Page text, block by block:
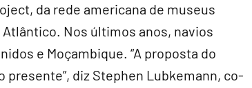
da rede americana de museus
Nos últimos anos, navios
e Moçambique. “A proposta do
diz Stephen Lubkemann, co-